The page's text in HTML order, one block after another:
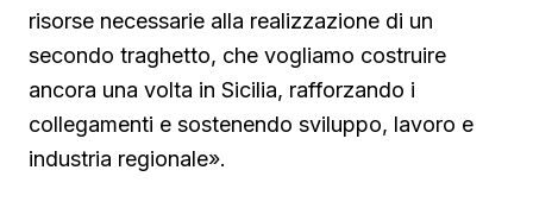
risorse necessarie alla realizzazione di un
secondo traghetto, che vogliamo costruire
ancora una volta in Sicilia, rafforzando i
collegamenti e sostenendo sviluppo, lavoro e
industria regionale».